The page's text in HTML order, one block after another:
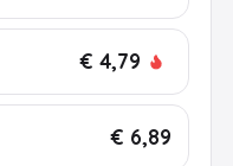
€ 4,79
€ 6,89